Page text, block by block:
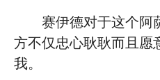
赛伊德对于这个阿
方不仅忠心耿耿而且愿
我。